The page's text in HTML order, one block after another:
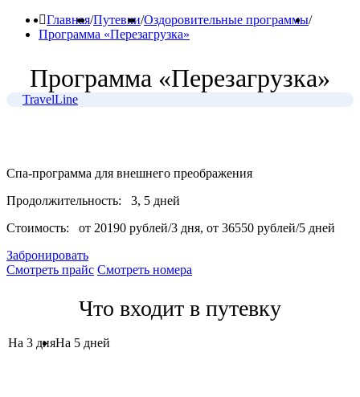
Главная/Путевки/Оздоровительные программы/
Программа «Перезагрузка»
Программа «Перезагрузка»
TravelLine
Спа-программа для внешнего преображения
Продолжительность:
3, 5 дней
Стоимость:
от 20190 рублей/3 дня, от 36550 рублей/5 дней
Забронировать
Смотреть прайс Смотреть номера
Что входит в путевку
На 3 дняНа 5 дней